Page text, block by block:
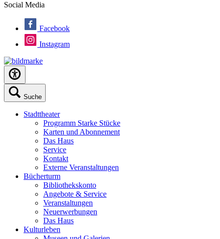
Social Media
Facebook
Instagram
Suche
Stadttheater
Programm Starke Stücke
Karten und Abonnement
Das Haus
Service
Kontakt
Externe Veranstaltungen
Bücherturm
Bibliothekskonto
Angebote & Service
Veranstaltungen
Neuerwerbungen
Das Haus
Kulturleben